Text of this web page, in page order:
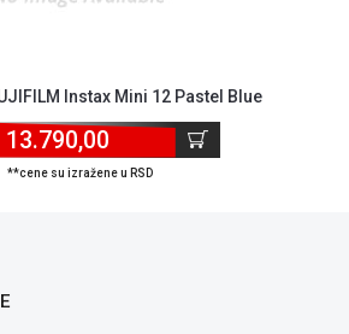
Instax Mini 12 Pastel Blue
13.790,00
**cene su izražene u RSD